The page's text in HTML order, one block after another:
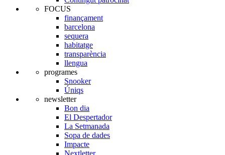
FOCUS
finançament
barcelona
sequera
habitatge
transparència
llengua
programes
Snooker
Úniqs
newsletter
Bon dia
El Despertador
La Setmanada
Sopa de dades
Impacte
Nextletter